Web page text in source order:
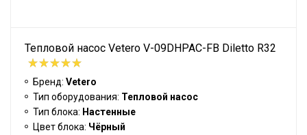
Тепловой насос Vetero V-09DHPAC-FB Diletto R32
Бренд: Vetero
Тип оборудования: Тепловой насос
Тип блока: Настенные
Цвет блока: Чёрный